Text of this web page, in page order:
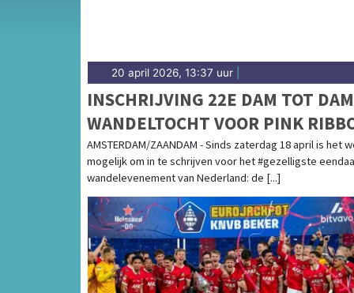
20 april 2026, 13:37 uur
INSCHRIJVING 22E DAM TOT DAM
WANDELTOCHT VOOR PINK
OPEN
AMSTERDAM/ZAANDAM - Sinds zaterdag 18 april is het
mogelijk om in te schrijven voor het #gezelligste
wandelevenement van Nederland: de [...]